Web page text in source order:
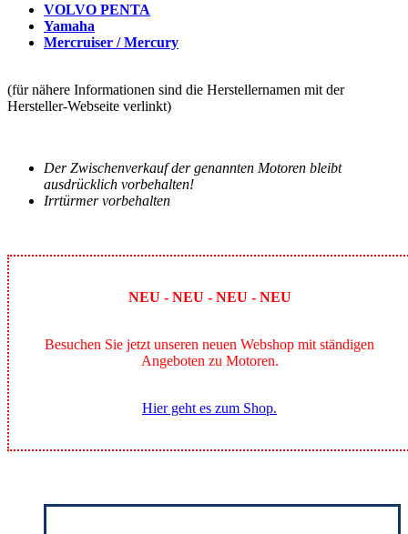
VOLVO PENTA
Yamaha
Mercruiser / Mercury
(für nähere Informationen sind die Herstellernamen mit der
Hersteller-Webseite verlinkt)
Der Zwischenverkauf der genannten Motoren bleibt
ausdrücklich vorbehalten!
Irrtürmer vorbehalten
NEU - NEU - NEU - NEU
Besuchen Sie jetzt unseren neuen Webshop mit ständigen
Angeboten zu Motoren.
Hier geht es zum Shop.